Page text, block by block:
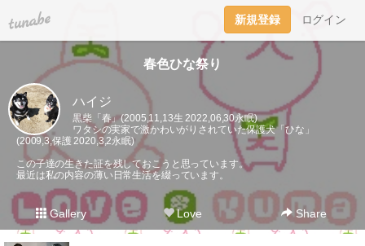
tuna.be 新規登録 ログイン
春色ひな祭り
ハイジ
黒柴「春」(2005,11,13生 2022,06,30永眠)
ワタシの実家で激かわいがりされていた保護犬「ひな」
(2009,3,保護 2020,3,2永眠)
この子達の生きた証を残しておこうと思っています。
最近は私の内容の薄い日常生活を綴っています。
Gallery Love Share